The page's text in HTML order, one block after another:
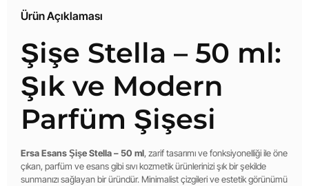
Ürün Açıklaması
Şişe Stella – 50 ml:
Şık ve Modern
Parfüm Şişesi
Ersa Esans Şişe Stella – 50 ml, zarif tasarımı ve fonksiyonelliği ile öne
çıkan, parfüm ve esans gibi sıvı kozmetik ürünlerinizi şık bir şekilde
sunmanızı sağlayan bir üründür. Minimalist çizgileri ve estetik görünümü